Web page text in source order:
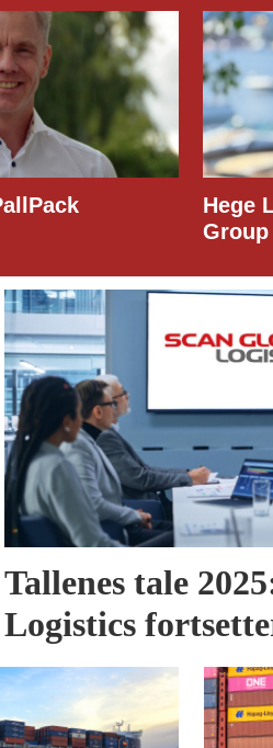
Lindberg til Customs
Tallenes tale
Logistics